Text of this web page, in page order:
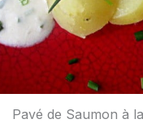
Pavé de Saumon à